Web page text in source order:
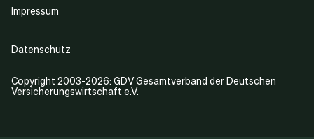
Copyright 2003-2026: GDV Gesamtverband der Deutschen
Versicherungswirtschaft e.V.
Impressum
Datenschutz